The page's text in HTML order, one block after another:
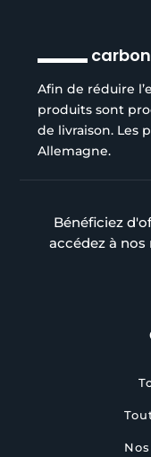
Afin de réduire
produits sont
de livraison. Les
Allemagne.
Bénéficiez
accédez à